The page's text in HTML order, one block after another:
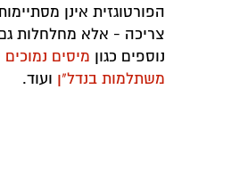
הפורטוגזית אינן
צריכה - אלא מחלחלות
נוספים כגון מיסים נמוכים
משתלמות בנדל"ן ועוד.